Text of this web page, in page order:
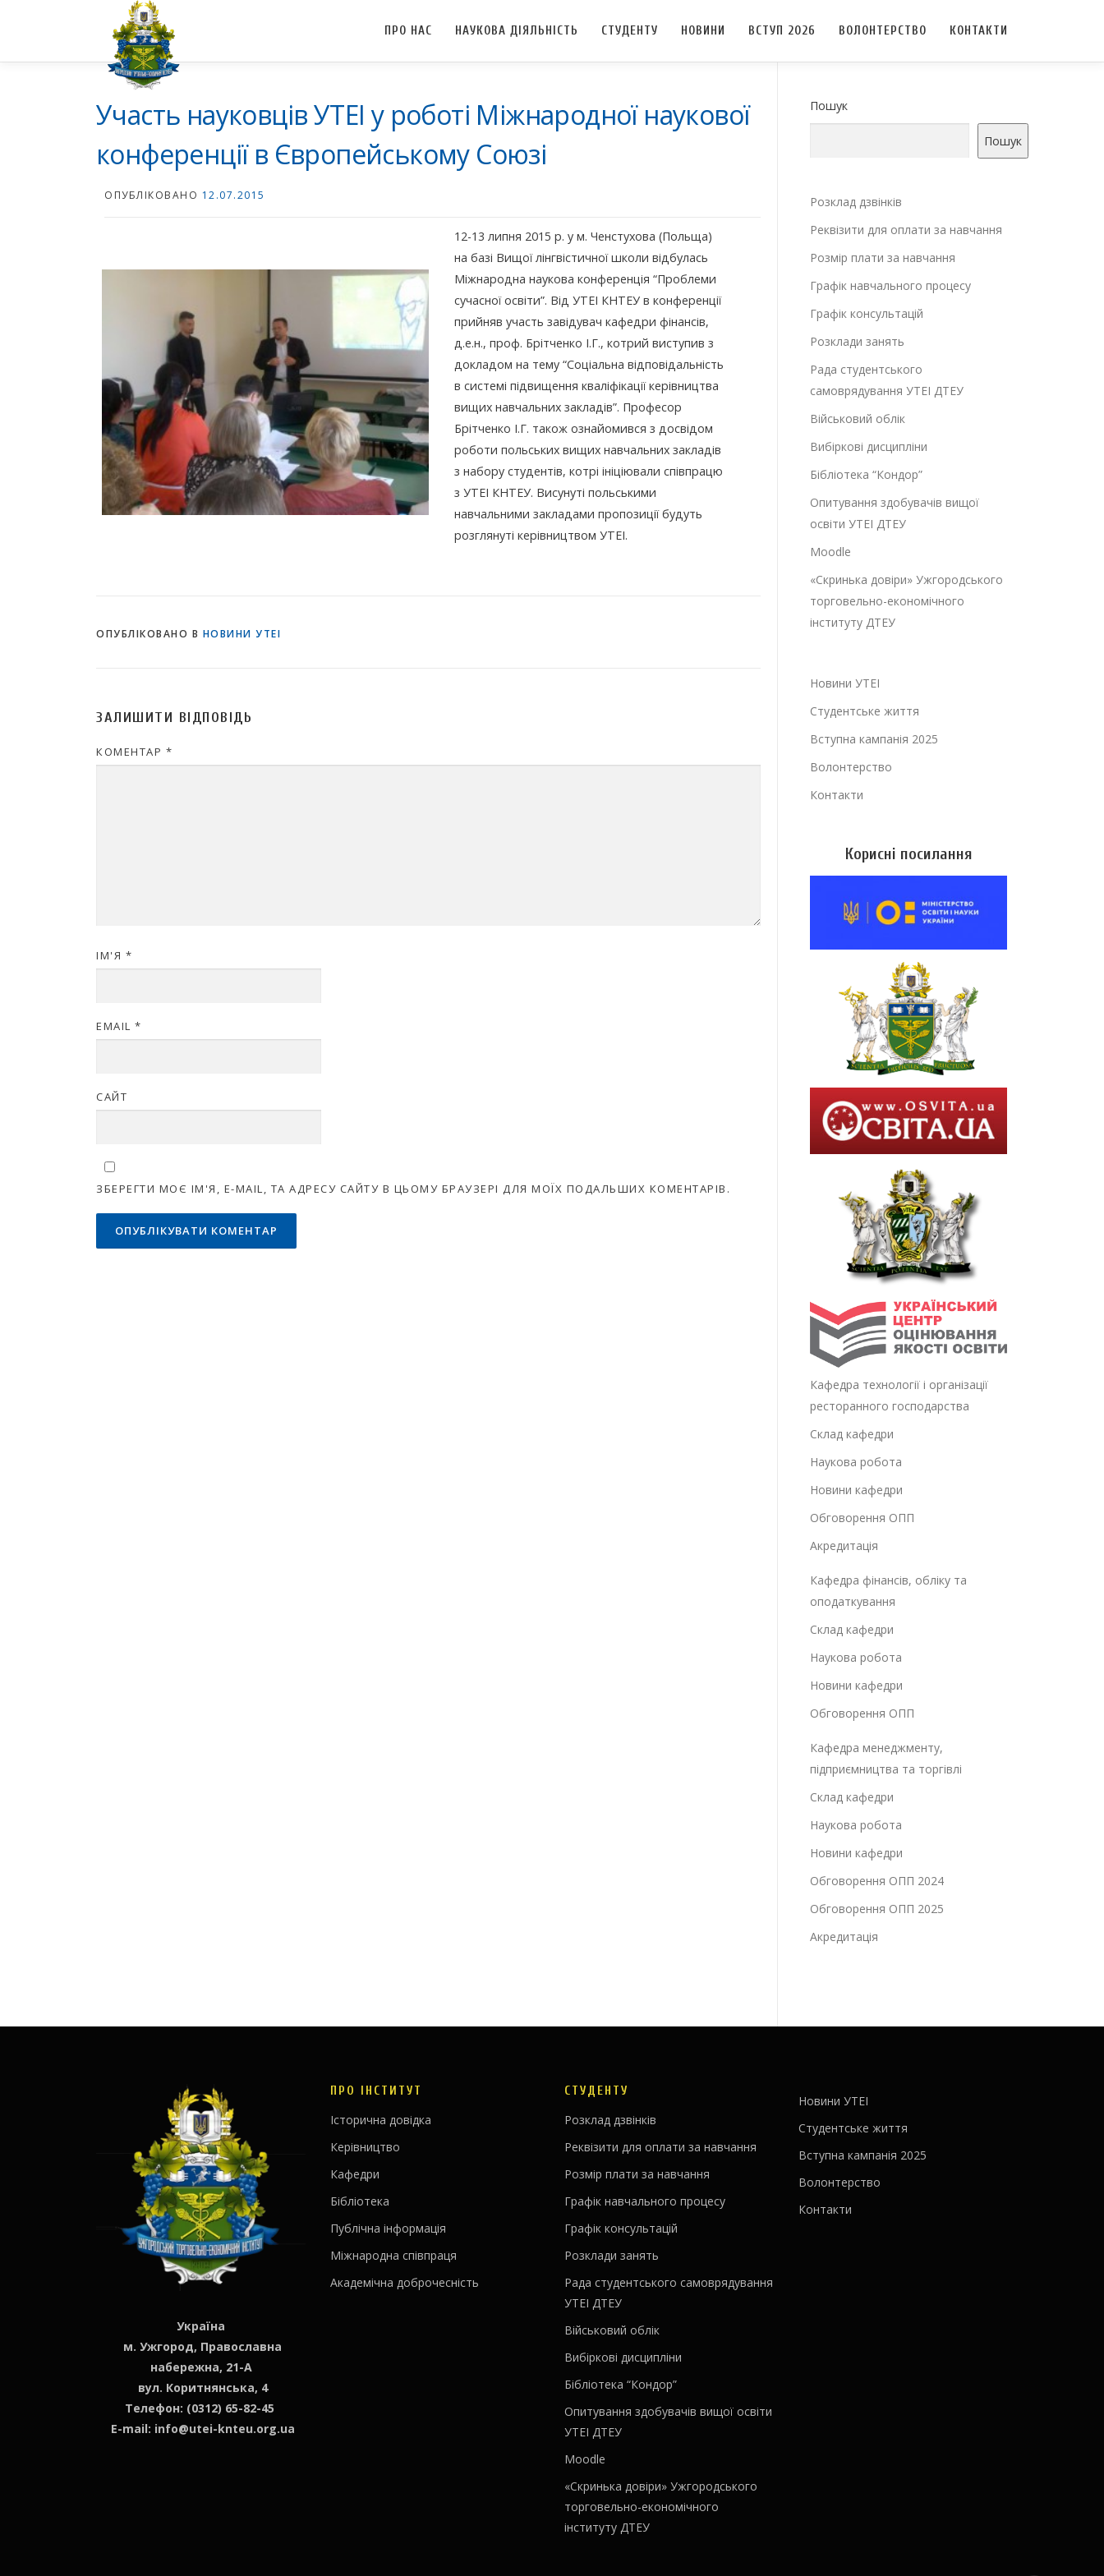
ПРО НАС НАУКОВА ДІЯЛЬНІСТЬ СТУДЕНТУ НОВИНИ ВСТУП 2026 ВОЛОНТЕРСТВО КОНТАКТИ
Участь науковців УТЕІ у роботі Міжнародної наукової
конференції в Європейському Союзі
ОПУБЛІКОВАНО 12.07.2015
12-13 липня 2015 р. у м. Ченстухова (Польща)
на базі Вищої лінгвістичної школи відбулась
Міжнародна наукова конференція “Проблеми
сучасної освіти”. Від УТЕІ КНТЕУ в конференції
прийняв участь завідувач кафедри фінансів,
д.е.н., проф. Брітченко І.Г., котрий виступив з
докладом на тему “Соціальна відповідальність
в системі підвищення кваліфікації керівництва
вищих навчальних закладів”. Професор
Брітченко І.Г. також ознайомився з досвідом
роботи польських вищих навчальних закладів
з набору студентів, котрі ініціювали співпрацю
з УТЕІ КНТЕУ. Висунуті польськими
навчальними закладами пропозиції будуть
розглянуті керівництвом УТЕІ.
ОПУБЛІКОВАНО В НОВИНИ УТЕІ
ЗАЛИШИТИ ВІДПОВІДЬ
КОМЕНТАР *
ІМ'Я *
EMAIL *
САЙТ
ЗБЕРЕГТИ МОЄ ІМ'Я, E-MAIL, ТА АДРЕСУ САЙТУ В ЦЬОМУ БРАУЗЕРІ ДЛЯ МОЇХ ПОДАЛЬШИХ КОМЕНТАРІВ.
Пошук
Пошук
Розклад дзвінків
Реквізити для оплати за навчання
Розмір плати за навчання
Графік навчального процесу
Графік консультацій
Розклади занять
Рада студентського
самоврядування УТЕІ ДТЕУ
Військовий облік
Вибіркові дисципліни
Бібліотека “Кондор”
Опитування здобувачів вищої
освіти УТЕІ ДТЕУ
Moodle
«Скринька довіри» Ужгородського
торговельно-економічного
інституту ДТЕУ
Новини УТЕІ
Студентське життя
Вступна кампанія 2025
Волонтерство
Контакти
Корисні посилання
Кафедра технології і організації
ресторанного господарства
Склад кафедри
Наукова робота
Новини кафедри
Обговорення ОПП
Акредитація
Кафедра фінансів, обліку та
оподаткування
Склад кафедри
Наукова робота
Новини кафедри
Обговорення ОПП
Кафедра менеджменту,
підприємництва та торгівлі
Склад кафедри
Наукова робота
Новини кафедри
Обговорення ОПП 2024
Обговорення ОПП 2025
Акредитація
Україна
м. Ужгород, Православна
набережна, 21-А
вул. Коритнянська, 4
Телефон: (0312) 65-82-45
E-mail: info@utei-knteu.org.ua
ПРО ІНСТИТУТ
Історична довідка
Керівництво
Кафедри
Бібліотека
Публічна інформація
Міжнародна співпраця
Академічна доброчесність
СТУДЕНТУ
Розклад дзвінків
Реквізити для оплати за навчання
Розмір плати за навчання
Графік навчального процесу
Графік консультацій
Розклади занять
Рада студентського самоврядування
УТЕІ ДТЕУ
Військовий облік
Вибіркові дисципліни
Бібліотека “Кондор”
Опитування здобувачів вищої освіти
УТЕІ ДТЕУ
Moodle
«Скринька довіри» Ужгородського
торговельно-економічного
інституту ДТЕУ
Новини УТЕІ
Студентське життя
Вступна кампанія 2025
Волонтерство
Контакти